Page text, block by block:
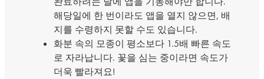
해당일에 한 번이라도 앱을 열지 않으면, 배
지를 수령하지 못할 수도 있습니다.
화분 속의 모종이 평소보다 1.5배 빠른 속도
로 자라납니다. 꽃을 심는 중이라면 속도가
더욱 빨라져요!